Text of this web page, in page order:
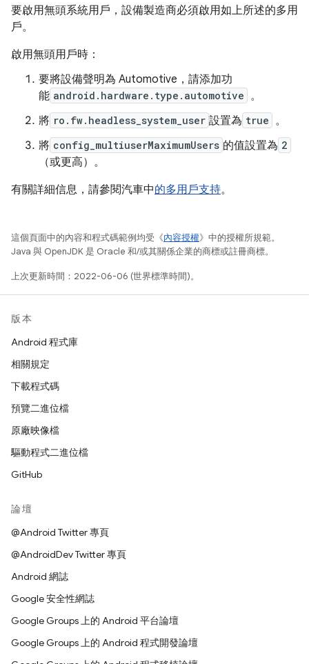
要啟用無頭系統用戶，設備製造商必須啟用如上所述的多用
戶。
啟用無頭用戶時：
要將設備聲明為 Automotive，請添加功
能 android.hardware.type.automotive 。
將 ro.fw.headless_system_user 設置為 true 。
將 config_multiuserMaximumUsers 的值設置為 2
（或更高）。
有關詳細信息，請參閱汽車中的多用戶支持。
這個頁面中的內容和程式碼範例均受《內容授權》中的授權所規範。
Java 與 OpenJDK 是 Oracle 和/或其關係企業的商標或註冊商標。
上次更新時間：2022-06-06 (世界標準時間)。
版本
Android 程式庫
相關規定
下載程式碼
預覽二進位檔
原廠映像檔
驅動程式二進位檔
GitHub
論壇
@Android Twitter 專頁
@AndroidDev Twitter 專頁
Android 網誌
Google 安全性網誌
Google Groups 上的 Android 平台論壇
Google Groups 上的 Android 程式開發論壇